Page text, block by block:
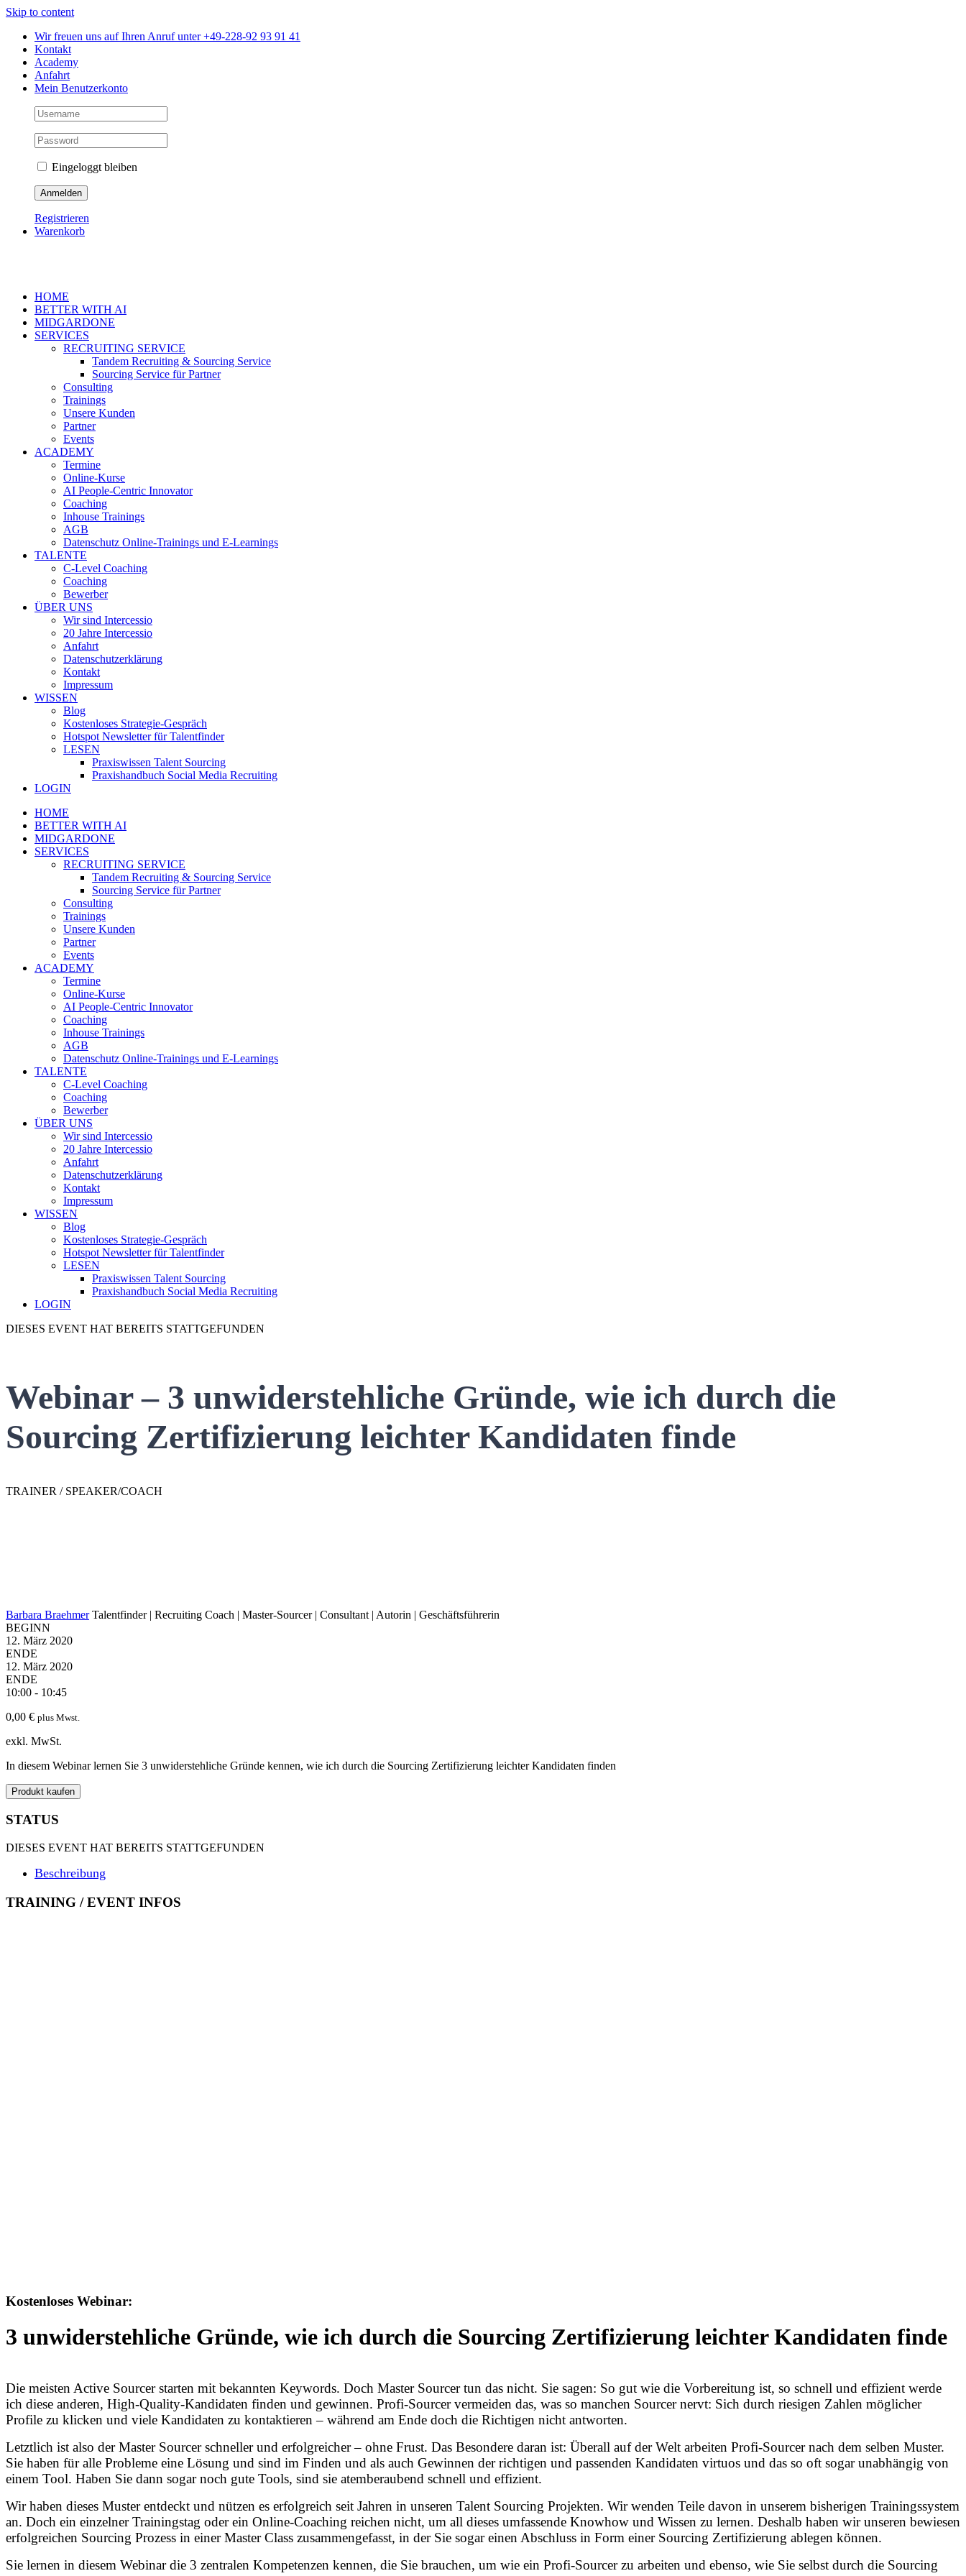
Skip to content
Wir freuen uns auf Ihren Anruf unter +49-228-92 93 91 41
Kontakt
Academy
Anfahrt
Mein Benutzerkonto
Eingeloggt bleiben
Registrieren
Warenkorb
HOME
BETTER WITH AI
MIDGARDONE
SERVICES
RECRUITING SERVICE
Tandem Recruiting & Sourcing Service
Sourcing Service für Partner
Consulting
Trainings
Unsere Kunden
Partner
Events
ACADEMY
Termine
Online-Kurse
AI People-Centric Innovator
Coaching
Inhouse Trainings
AGB
Datenschutz Online-Trainings und E-Learnings
TALENTE
C-Level Coaching
Coaching
Bewerber
ÜBER UNS
Wir sind Intercessio
20 Jahre Intercessio
Anfahrt
Datenschutzerklärung
Kontakt
Impressum
WISSEN
Blog
Kostenloses Strategie-Gespräch
Hotspot Newsletter für Talentfinder
LESEN
Praxiswissen Talent Sourcing
Praxishandbuch Social Media Recruiting
LOGIN
HOME
BETTER WITH AI
MIDGARDONE
SERVICES
RECRUITING SERVICE
Tandem Recruiting & Sourcing Service
Sourcing Service für Partner
Consulting
Trainings
Unsere Kunden
Partner
Events
ACADEMY
Termine
Online-Kurse
AI People-Centric Innovator
Coaching
Inhouse Trainings
AGB
Datenschutz Online-Trainings und E-Learnings
TALENTE
C-Level Coaching
Coaching
Bewerber
ÜBER UNS
Wir sind Intercessio
20 Jahre Intercessio
Anfahrt
Datenschutzerklärung
Kontakt
Impressum
WISSEN
Blog
Kostenloses Strategie-Gespräch
Hotspot Newsletter für Talentfinder
LESEN
Praxiswissen Talent Sourcing
Praxishandbuch Social Media Recruiting
LOGIN
DIESES EVENT HAT BEREITS STATTGEFUNDEN
Webinar – 3 unwiderstehliche Gründe, wie ich durch die
Sourcing Zertifizierung leichter Kandidaten finde
TRAINER / SPEAKER/COACH
Barbara Braehmer Talentfinder | Recruiting Coach | Master-Sourcer | Consultant | Autorin | Geschäftsführerin
BEGINN
12. März 2020
ENDE
12. März 2020
ENDE
10:00 - 10:45
0,00 € plus Mwst.
exkl. MwSt.
In diesem Webinar lernen Sie 3 unwiderstehliche Gründe kennen, wie ich durch die Sourcing Zertifizierung leichter Kandidaten finden
Produkt kaufen
STATUS
DIESES EVENT HAT BEREITS STATTGEFUNDEN
Beschreibung
TRAINING / EVENT INFOS
Kostenloses Webinar:
3 unwiderstehliche Gründe, wie ich durch die Sourcing Zertifizierung leichter Kandidaten finde
Die meisten Active Sourcer starten mit bekannten Keywords. Doch Master Sourcer tun das nicht. Sie sagen: So gut wie die Vorbereitung ist, so schnell und effizient werde
ich diese anderen, High-Quality-Kandidaten finden und gewinnen. Profi-Sourcer vermeiden das, was so manchen Sourcer nervt: Sich durch riesigen Zahlen möglicher
Profile zu klicken und viele Kandidaten zu kontaktieren – während am Ende doch die Richtigen nicht antworten.
Letztlich ist also der Master Sourcer schneller und erfolgreicher – ohne Frust. Das Besondere daran ist: Überall auf der Welt arbeiten Profi-Sourcer nach dem selben Muster.
Sie haben für alle Probleme eine Lösung und sind im Finden und als auch Gewinnen der richtigen und passenden Kandidaten virtuos und das so oft sogar unabhängig von
einem Tool. Haben Sie dann sogar noch gute Tools, sind sie atemberaubend schnell und effizient.
Wir haben dieses Muster entdeckt und nützen es erfolgreich seit Jahren in unseren Talent Sourcing Projekten. Wir wenden Teile davon in unserem bisherigen Trainingssystem
an. Doch ein einzelner Trainingstag oder ein Online-Coaching reichen nicht, um all dieses umfassende Knowhow und Wissen zu lernen. Deshalb haben wir unseren bewiesen
erfolgreichen Sourcing Prozess in einer Master Class zusammengefasst, in der Sie sogar einen Abschluss in Form einer Sourcing Zertifizierung ablegen können.
Sie lernen in diesem Webinar die 3 zentralen Kompetenzen kennen, die Sie brauchen, um wie ein Profi-Sourcer zu arbeiten und ebenso, wie Sie selbst durch die Sourcing